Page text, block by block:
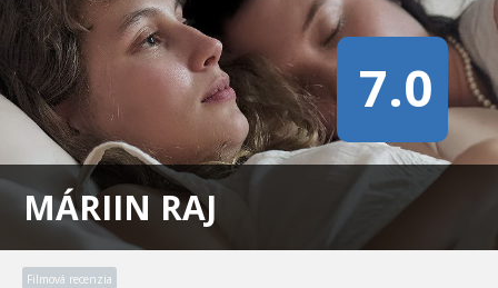
MÁRIIN RAJ
7.0
Filmová recenzia